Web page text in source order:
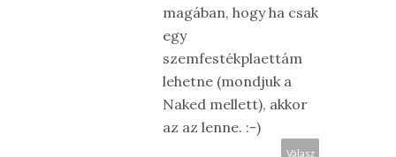
magában, hogy ha csak
egy
szemfestékplaettám
lehetne (mondjuk a
Naked mellett), akkor
az az lenne. :-)
Válasz